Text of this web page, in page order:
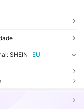
SHEIN
EU